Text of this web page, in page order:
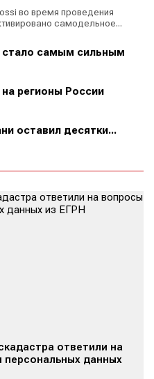
во время проведения
самодельное...
стало самым сильным
регионы России
оставил десятки...
ответили на
данных